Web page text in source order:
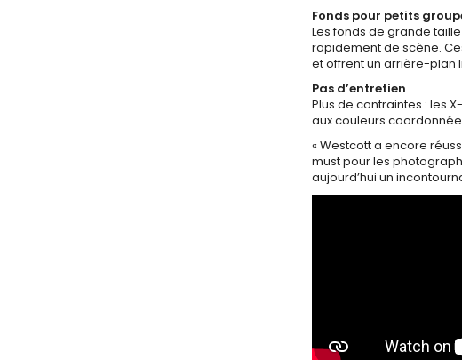
Fonds pour petits
Les fonds de grande
rapidement de scène.
et offrent un arrière-plan
Pas d’entretien
Plus de contraintes : les
aux couleurs
« Westcott a encore
must pour les
aujourd’hui un